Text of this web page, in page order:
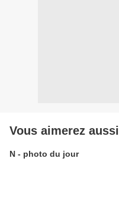
Vous aimerez aussi
N - photo du jour